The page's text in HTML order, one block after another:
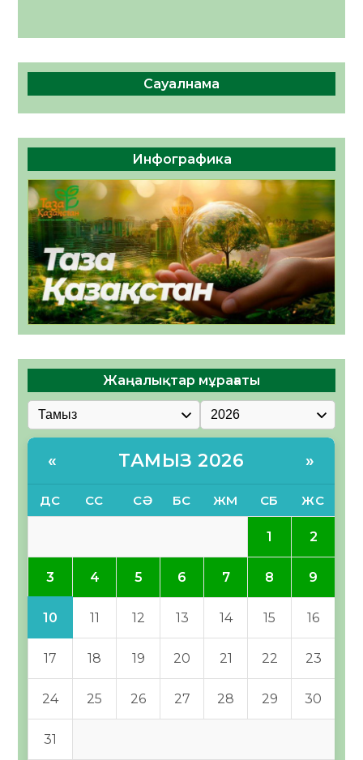
Сауалнама
Инфографика
Жаңалықтар мұрағаты
« ТАМЫЗ 2026 »
ДС СС СӘ БС ЖМ СБ ЖС
1 2
3 4 5 6 7 8 9
10 11 12 13 14 15 16
17 18 19 20 21 22 23
24 25 26 27 28 29 30
31